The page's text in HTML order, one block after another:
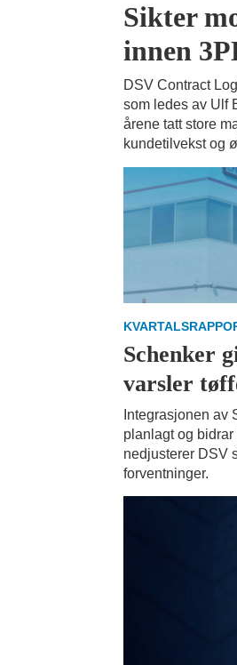
Sikter
innen
DSV Contract
som ledes av Ulf
årene tatt store
kundetilvekst og
Schenker
varsler
Integrasjonen av
planlagt og bidrar
nedjusterer DSV
forventninger.